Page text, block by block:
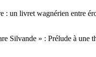
livret wagnérien entre
» : Prélude à une